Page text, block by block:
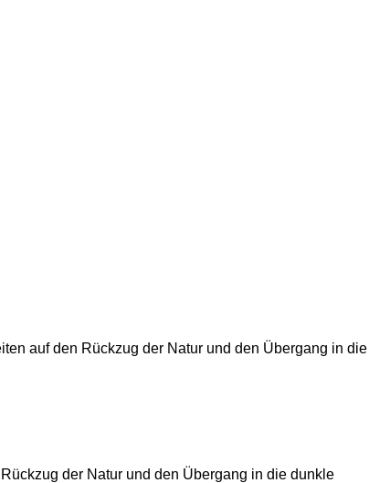
auf den Rückzug der Natur und den Übergang in die
der Natur und den Übergang in die dunkle